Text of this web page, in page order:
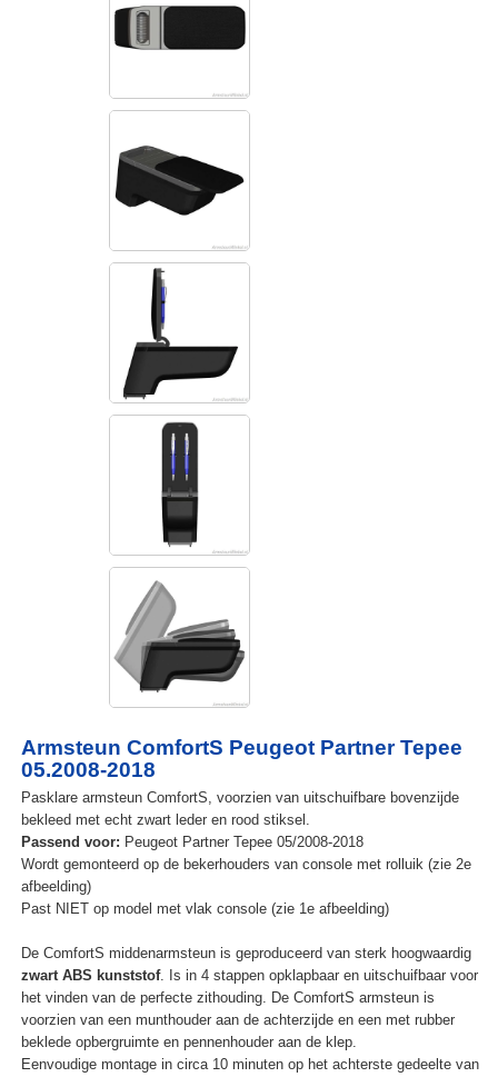
Armsteun ComfortS Peugeot Partner Tepee
05.2008-2018
Pasklare armsteun ComfortS, voorzien van uitschuifbare bovenzijde
bekleed met echt zwart leder en rood stiksel.
Passend voor: Peugeot Partner Tepee 05/2008-2018
Wordt gemonteerd op de bekerhouders van console met rolluik (zie 2e
afbeelding)
Past NIET op model met vlak console (zie 1e afbeelding)
De ComfortS middenarmsteun is geproduceerd van sterk hoogwaardig
zwart ABS kunststof. Is in 4 stappen opklapbaar en uitschuifbaar voor
het vinden van de perfecte zithouding. De ComfortS armsteun is
voorzien van een munthouder aan de achterzijde en een met rubber
beklede opbergruimte en pennenhouder aan de klep.
Eenvoudige montage in circa 10 minuten op het achterste gedeelte van